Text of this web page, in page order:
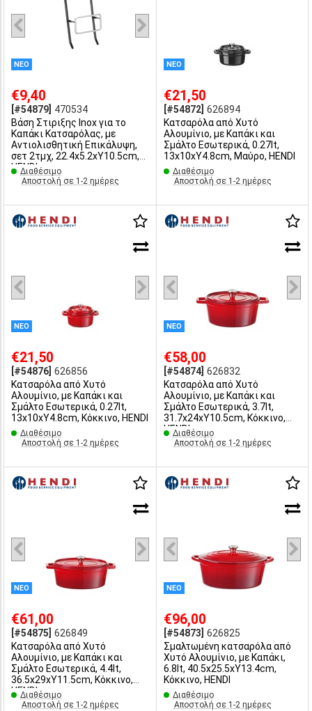
ΝΕΟ
€9,40
[#54879] 470534
Βάση Στιριξης Inox για το
Καπάκι Κατσαρόλας, με
Αντιολισθητική Επικάλυψη,
σετ 2τμχ, 22.4x5.2xΥ10.5cm,
HENDI
Διαθέσιμο
Αποστολή σε 1-2 ημέρες
ΝΕΟ
€21,50
[#54872] 626894
Κατσαρόλα από Χυτό
Αλουμίνιο, με Καπάκι και
Σμάλτο Εσωτερικά, 0.27lt,
13x10xΥ4.8cm, Μαύρο, HENDI
Διαθέσιμο
Αποστολή σε 1-2 ημέρες
ΝΕΟ
€21,50
[#54876] 626856
Κατσαρόλα από Χυτό
Αλουμίνιο, με Καπάκι και
Σμάλτο Εσωτερικά, 0.27lt,
13x10xΥ4.8cm, Κόκκινο, HENDI
Διαθέσιμο
Αποστολή σε 1-2 ημέρες
ΝΕΟ
€58,00
[#54874] 626832
Κατσαρόλα από Χυτό
Αλουμίνιο, με Καπάκι και
Σμάλτο Εσωτερικά, 3.7lt,
31.7x24xΥ10.5cm, Κόκκινο,
HENDI
Διαθέσιμο
Αποστολή σε 1-2 ημέρες
ΝΕΟ
€61,00
[#54875] 626849
Κατσαρόλα από Χυτό
Αλουμίνιο, με Καπάκι και
Σμάλτο Εσωτερικά, 4.4lt,
36.5x29xΥ11.5cm, Κόκκινο,
HENDI
Διαθέσιμο
Αποστολή σε 1-2 ημέρες
ΝΕΟ
€96,00
[#54873] 626825
Σμαλτωμένη κατσαρόλα από
Χυτό Αλουμίνιο, με Καπάκι,
6.8lt, 40.5x25.5xΥ13.4cm,
Κόκκινο, HENDI
Διαθέσιμο
Αποστολή σε 1-2 ημέρες